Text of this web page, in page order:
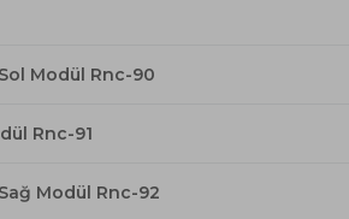
Modül Rnc-90
Rnc-91
Modül Rnc-92